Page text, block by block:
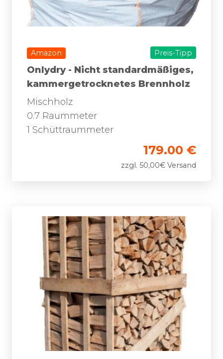
Amazon Preis-Tipp
Onlydry - Nicht standardmäßiges,
kammergetrocknetes Brennholz
Mischholz
0.7 Raummeter
1 Schüttraummeter
179.00 €
zzgl. 50,00€ Versand